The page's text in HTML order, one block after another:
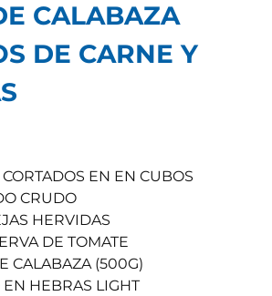
CALABAZA
DE CARNE Y
EN EN CUBOS
CRUDO
HERVIDAS
DE TOMATE
CALABAZA (500G)
HEBRAS LIGHT